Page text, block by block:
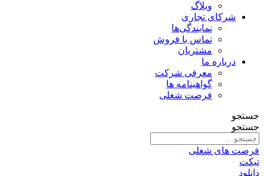
وبلاگ
شرکای تجاری
نمایندگی‌ها
تماس با فروش
مشتریان
درباره ما
معرفی شرکت
گواهینامه ها
فرصت شغلی
جستجو
جستجو
فرصت های شغلی
تیکت
دانلود